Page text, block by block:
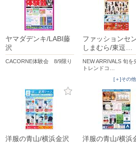
ヤマダデンキ/LABI藤
沢
CACORNE体験会 8/9限り
ファッションセ
しまむら/東逗…
NEW ARRIVALS 旬を
トレンドコ…
[＋]その
洋服の青山/横浜金沢
洋服の青山/横浜